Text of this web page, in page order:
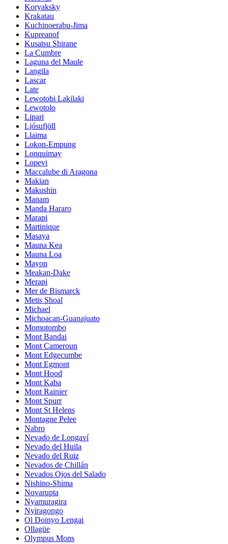
Koryaksky
Krakatau
Kuchinoerabu-Jima
Kupreanof
Kusatsu Shirane
La Cumbre
Laguna del Maule
Langila
Lascar
Late
Lewotobi Lakilaki
Lewotolo
Lipari
Ljósufjöll
Llaima
Lokon-Empung
Lonquimay
Lopevi
Maccalube di Aragona
Makian
Makushin
Manam
Manda Hararo
Marapi
Martinique
Masaya
Mauna Kea
Mauna Loa
Mayon
Meakan-Dake
Merapi
Mer de Bismarck
Metis Shoal
Michael
Michoacan-Guanajuato
Momotombo
Mont Bandai
Mont Cameroun
Mont Edgecumbe
Mont Egmont
Mont Hood
Mont Kaba
Mont Rainier
Mont Spurr
Mont St Helens
Montagne Pelee
Nabro
Nevado de Longaví
Nevado del Huila
Nevado del Ruiz
Nevados de Chillán
Nevados Ojos del Salado
Nishino-Shima
Novarupta
Nyamuragira
Nyiragongo
Ol Doinyo Lengai
Ollagüe
Olympus Mons